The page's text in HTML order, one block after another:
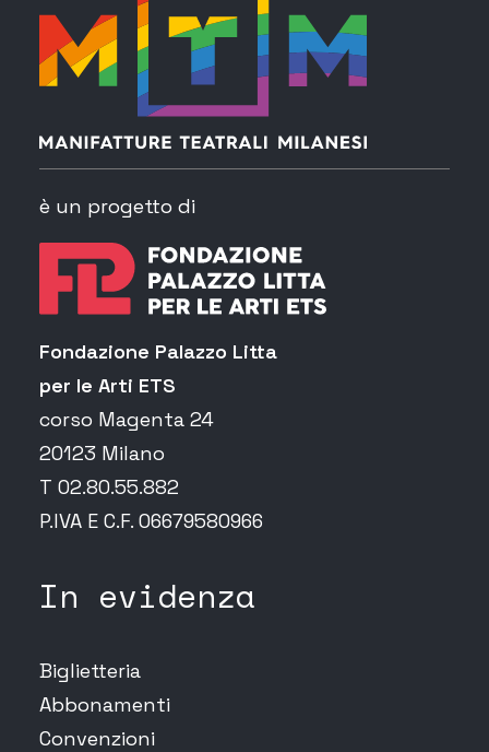
è un progetto di
Fondazione Palazzo Litta
per le Arti ETS
corso Magenta 24
20123 Milano
T 02.80.55.882
P.IVA E C.F. 06679580966
In evidenza
Biglietteria
Abbonamenti
Convenzioni